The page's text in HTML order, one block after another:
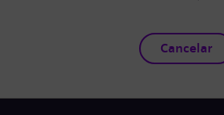
Cancelar